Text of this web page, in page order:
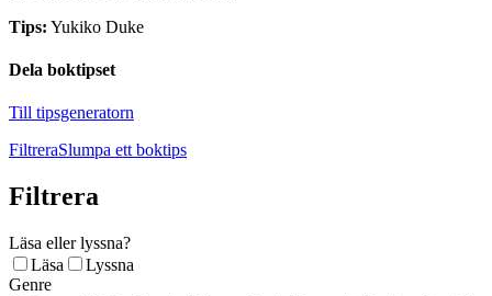
Tips: Yukiko Duke
Dela boktipset
Till tipsgeneratorn
FiltreraSlumpa ett boktips
Filtrera
Läsa eller lyssna?
Läsa
Lyssna
Genre